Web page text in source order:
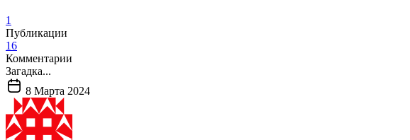
1
Публикации
16
Комментарии
Загадка...
8 Марта 2024